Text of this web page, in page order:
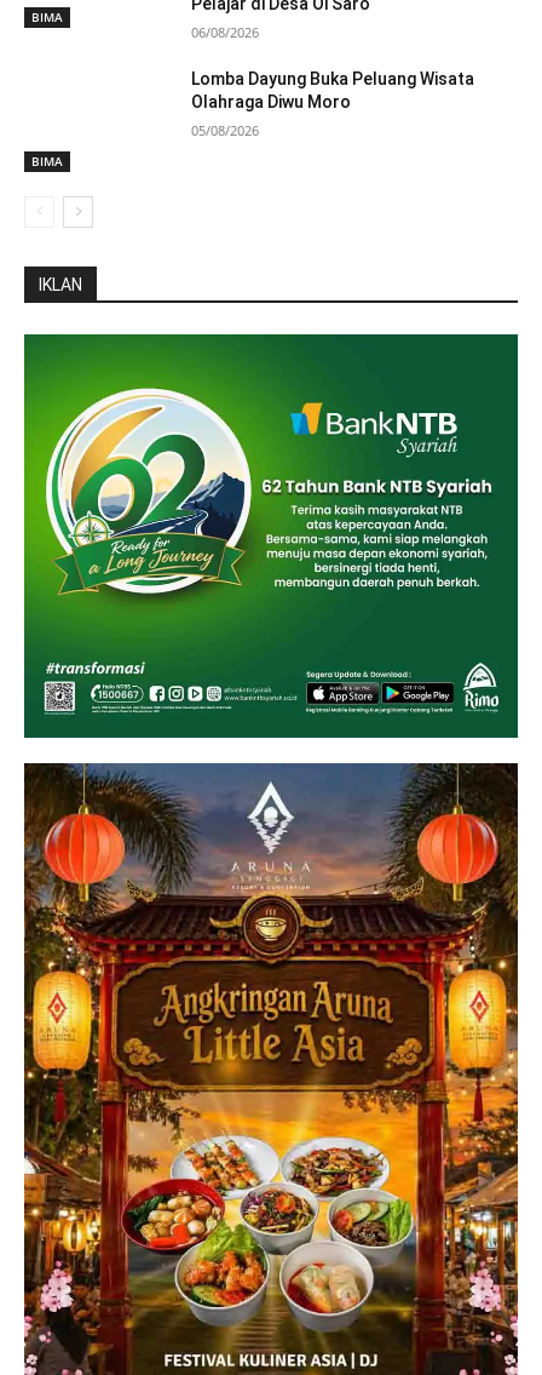
BIMA
06/08/2026
BIMA
Lomba Dayung Buka Peluang Wisata
Olahraga Diwu Moro
05/08/2026
IKLAN